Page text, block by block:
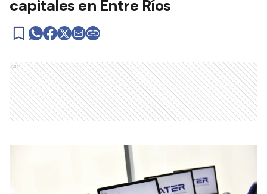
capitales en Entre Ríos
Ads